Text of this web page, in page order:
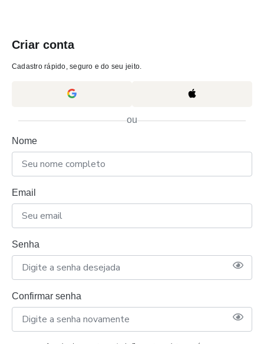
Criar conta
Cadastro rápido, seguro e do seu jeito.
ou
Nome
Email
Senha
Confirmar senha